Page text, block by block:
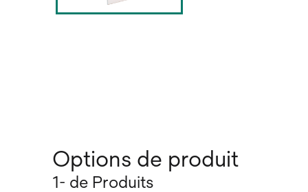
Options de produit
1- de Produits